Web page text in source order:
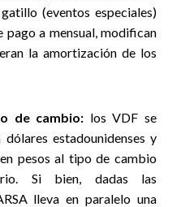
(eventos especiales)
pago a mensual, modifican
la amortización de los
de cambio: los VDF se
estadounidenses y
pesos al tipo de cambio
Si bien, dadas las
lleva en paralelo una